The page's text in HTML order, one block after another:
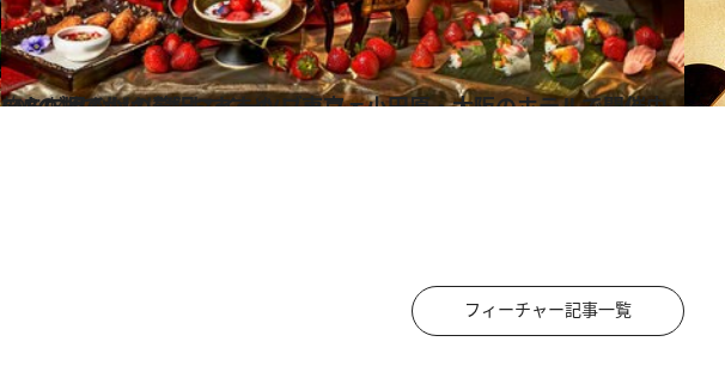
2024.4.9
GWのおでかけにもおすすめ！ 東京・小田原・大阪のホテルで開催中 いちご尽くしの贅沢スイーツブッフェ
旅＆お出かけ
フィーチャー記事一覧